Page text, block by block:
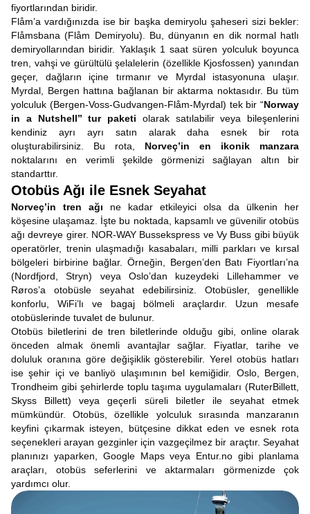
fiyortlarından biridir.
Flåm’a vardığınızda ise bir başka demiryolu şaheseri sizi bekler:
Flåmsbana (Flåm Demiryolu). Bu, dünyanın en dik normal hatlı
demiryollarından biridir. Yaklaşık 1 saat süren yolculuk boyunca
tren, vahşi ve gürültülü şelalelerin (özellikle Kjosfossen) yanından
geçer, dağların içine tırmanır ve Myrdal istasyonuna ulaşır.
Myrdal, Bergen hattına bağlanan bir aktarma noktasıdır. Bu tüm
yolculuk (Bergen-Voss-Gudvangen-Flåm-Myrdal) tek bir “Norway
in a Nutshell” tur paketi olarak satılabilir veya bileşenlerini
kendiniz ayrı ayrı satın alarak daha esnek bir rota
oluşturabilirsiniz. Bu rota, Norveç’in en ikonik manzara
noktalarını en verimli şekilde görmenizi sağlayan altın bir
standarttır.
Otobüs Ağı ile Esnek Seyahat
Norveç’in tren ağı ne kadar etkileyici olsa da ülkenin her
köşesine ulaşamaz. İşte bu noktada, kapsamlı ve güvenilir otobüs
ağı devreye girer. NOR-WAY Bussekspress ve Vy Buss gibi büyük
operatörler, trenin ulaşmadığı kasabaları, milli parkları ve kırsal
bölgeleri birbirine bağlar. Örneğin, Bergen’den Batı Fiyortları’na
(Nordfjord, Stryn) veya Oslo’dan kuzeydeki Lillehammer ve
Røros’a otobüsle seyahat edebilirsiniz. Otobüsler, genellikle
konforlu, WiFi’lı ve bagaj bölmeli araçlardır. Uzun mesafe
otobüslerinde tuvalet de bulunur.
Otobüs biletlerini de tren biletlerinde olduğu gibi, online olarak
önceden almak önemli avantajlar sağlar. Fiyatlar, tarihe ve
doluluk oranına göre değişiklik gösterebilir. Yerel otobüs hatları
ise şehir içi ve banliyö ulaşımının bel kemiğidir. Oslo, Bergen,
Trondheim gibi şehirlerde toplu taşıma uygulamaları (RuterBillett,
Skyss Billett) veya geçerli süreli biletler ile seyahat etmek
mümkündür. Otobüs, özellikle yolculuk sırasında manzaranın
keyfini çıkarmak isteyen, bütçesine dikkat eden ve esnek rota
seçenekleri arayan gezginler için vazgeçilmez bir araçtır. Seyahat
planınızı yaparken, Google Maps veya Entur.no gibi planlama
araçları, otobüs seferlerini ve aktarmaları görmenizde çok
yardımcı olur.